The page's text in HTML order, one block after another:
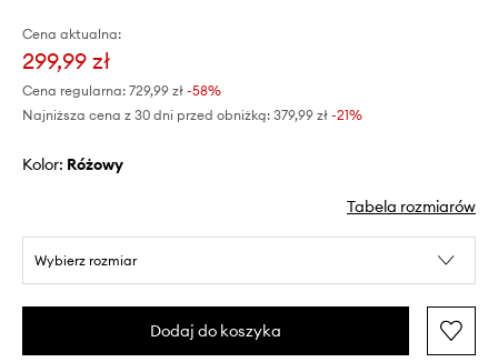
Cena aktualna:
299,99 zł
Cena regularna: 729,99 zł -58%
Najniższa cena z 30 dni przed obniżką: 379,99 zł -21%
Kolor: różowy
Tabela rozmiarów
Wybierz rozmiar
Dodaj do koszyka